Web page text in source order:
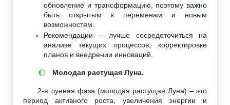
обновление и трансформацию, поэтому важно
быть открытым к переменам и новым
возможностям.
Рекомендации – лучше сосредоточиться на
анализе текущих процессов, корректировке
планов и внедрении инноваций.
🌔 Молодая растущая Луна.
2-я лунная фаза (молодая растущая Луна) – это
период активного роста, увеличения энергии и